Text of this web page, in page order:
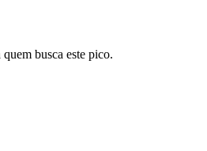
quem busca este pico.